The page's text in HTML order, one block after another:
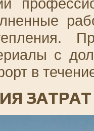
с
в